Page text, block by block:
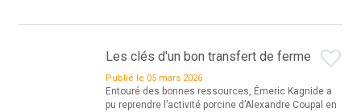
Les clés d'un bon transfert de ferme
Publié le 05 mars 2026
Entouré des bonnes ressources, Émeric Kagnide a
pu reprendre l’activité porcine d’Alexandre Coupal en